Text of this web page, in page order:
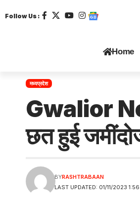
Follow Us :
Home
मध्यप्रदेश
Gwalior
छत हुई
LAST UPDATED: 01/11/2023
BYRASHTRABAAN